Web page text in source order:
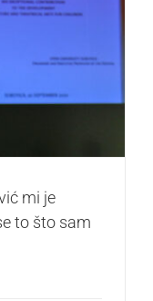
davao slobodu i
mi je
to što sam